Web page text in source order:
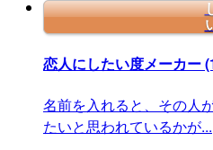
恋人にしたい度メーカー
名前を入れると、その人
たいと思われているかが...